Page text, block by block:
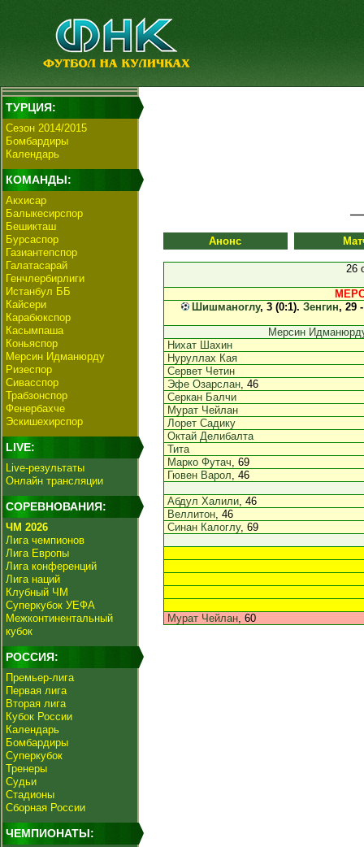
ТУРЦИЯ:
Сезон 2014/2015
Бомбардиры
Календарь
КОМАНДЫ:
Акхисар
Балыкесирспор
Бешикташ
Бурсаспор
Газиантепспор
Галатасарай
Генчлербирлиги
Истанбул ББ
Кайсери
Карабюкспор
Касымпаша
Коньяспор
Мерсин Идманюрду
Ризеспор
Сивасспор
Трабзонспор
Фенербахче
Эскишехирспор
LIVE:
Live-результаты
Онлайн трансляции
СОРЕВНОВАНИЯ:
ЧМ 2026
Лига чемпионов
Лига Европы
Лига конференций
Лига наций
Клубный ЧМ
Суперкубок УЕФА
Межконтинентальный
кубок
РОССИЯ:
Премьер-лига
Первая лига
Вторая лига
Кубок России
Календарь
Бомбардиры
Суперкубок
Тренеры
Судьи
Стадионы
Сборная России
ЧЕМПИОНАТЫ:
Анонс
26
Шишманоглу, 3 (0:1).Зенгин, 29
Мерсин
Нихат Шахин
Нуруллах Кая
Сервет Четин
Эфе Озарслан, 46
Серкан Балчи
Мурат Чейлан
Лорет Садику
Октай Делибалта
Тита
Марко Футач, 69
Гювен Варол, 46
Абдул Халили, 46
Веллитон, 46
Синан Калоглу, 69
Мурат Чейлан, 60